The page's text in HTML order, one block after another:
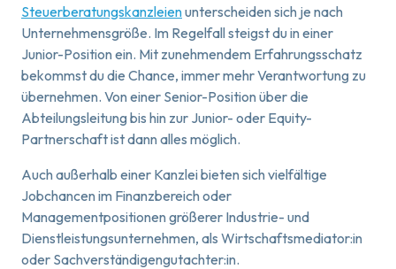
Steuerberatungskanzleienunterscheiden sich je nach
Unternehmensgröße. Im Regelfall steigst du in einer
Junior-Position ein. Mit zunehmendem Erfahrungsschatz
bekommst du die Chance, immer mehr Verantwortung zu
übernehmen. Von einer Senior-Position über die
Abteilungsleitung bis hin zur Junior- oder Equity-
Partnerschaft ist dann alles möglich.
Auch außerhalb einer Kanzlei bieten sich vielfältige
Jobchancen im Finanzbereich oder
Managementpositionen größerer Industrie- und
Dienstleistungsunternehmen, als Wirtschaftsmediator:in
oder Sachverständigengutachter:in.